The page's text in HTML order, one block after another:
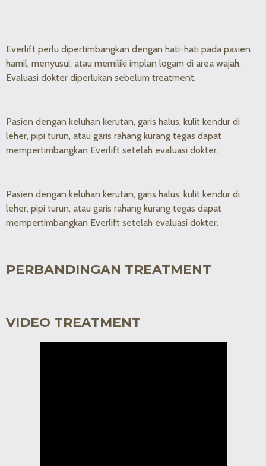
Everlift perlu dipertimbangkan dengan hati-hati pada pasien
hamil, menyusui, atau memiliki implan logam di area wajah.
Evaluasi dokter diperlukan sebelum treatment.
Pasien dengan keluhan kerutan, garis halus, kulit kendur di
leher, pipi turun, atau garis rahang kurang tegas dapat
mempertimbangkan Everlift setelah evaluasi dokter.
Pasien dengan keluhan kerutan, garis halus, kulit kendur di
leher, pipi turun, atau garis rahang kurang tegas dapat
mempertimbangkan Everlift setelah evaluasi dokter.
PERBANDINGAN TREATMENT
VIDEO TREATMENT